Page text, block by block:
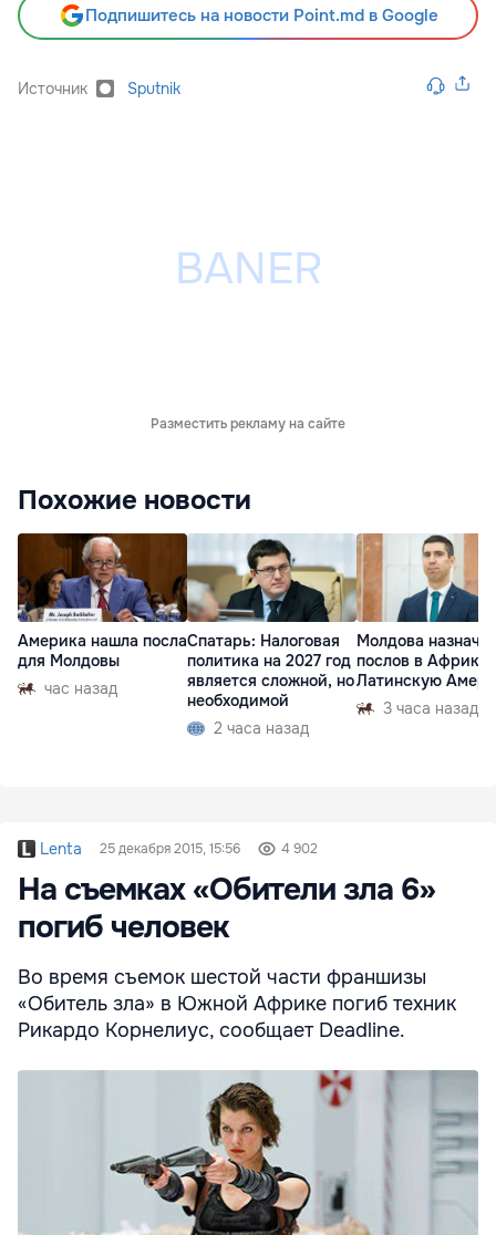
Подпишитесь на новости Point.md в Google
Источник Sputnik
Разместить рекламу на сайте
Похожие новости
Америка нашла посла
для Молдовы
час назад
Спатарь: Налоговая
политика на 2027 год
является сложной, но
необходимой
2 часа назад
Молдова
послов в Африку
Латинскую
3 часа назад
Lenta 25 декабря 2015, 15:56 4 902
На съемках «Обители зла 6»
погиб человек
Во время съемок шестой части франшизы
«Обитель зла» в Южной Африке погиб техник
Рикардо Корнелиус, сообщает Deadline.